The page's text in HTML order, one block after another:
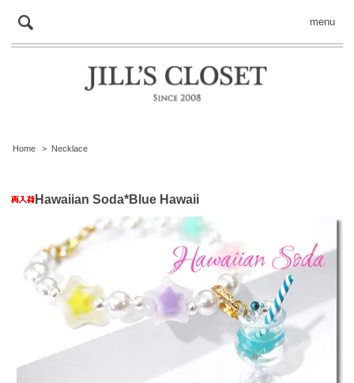
menu
Home > Necklace
Hawaiian Soda*Blue Hawaii